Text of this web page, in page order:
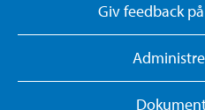
Giv feedback